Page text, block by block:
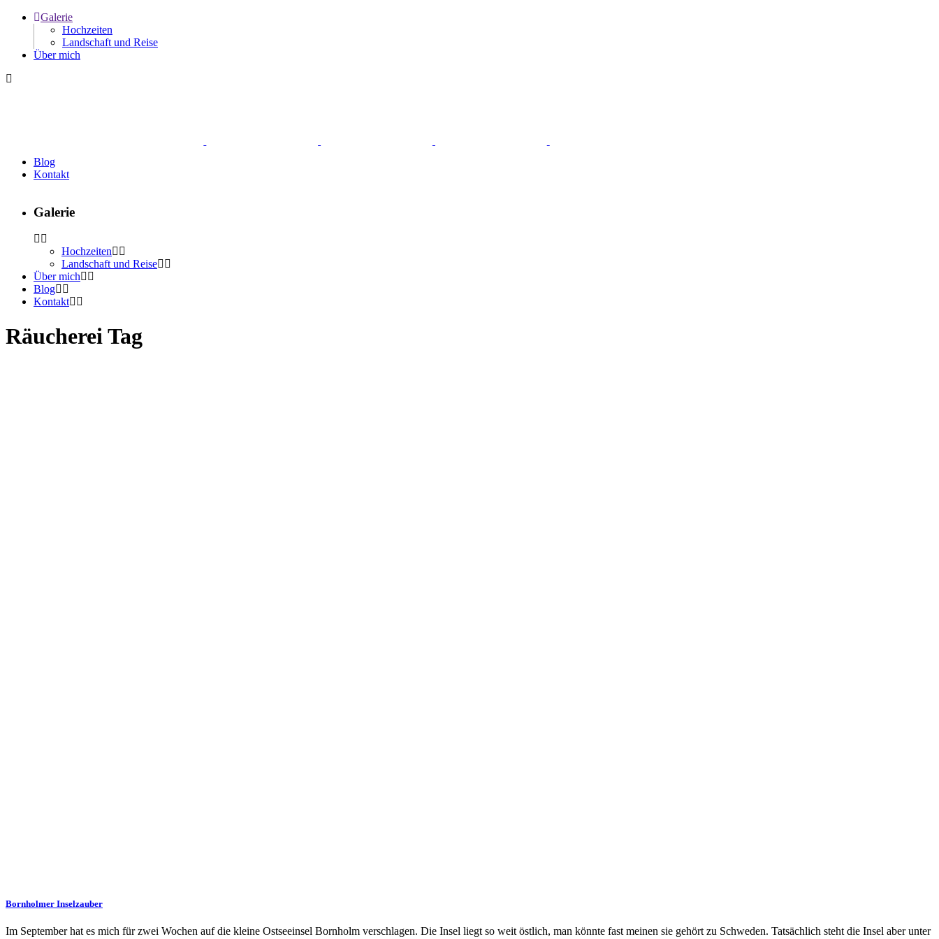
Galerie
Hochzeiten
Landschaft und Reise
Über mich
Blog
Kontakt
Galerie
Hochzeiten
Landschaft und Reise
Über mich
Blog
Kontakt
Räucherei Tag
Bornholmer Inselzauber
Im September hat es mich für zwei Wochen auf die kleine Ostseeinsel Bornholm verschlagen. Die Insel liegt so weit östlich, man könnte fast meinen sie gehört zu Schweden. Tatsächlich steht die Insel aber unter